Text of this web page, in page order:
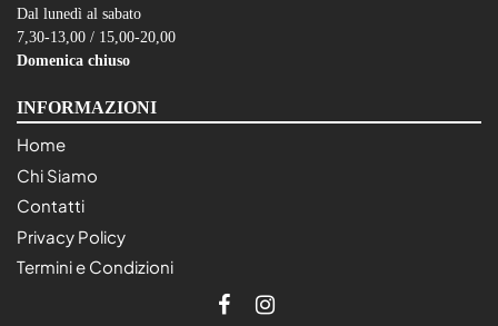
Dal lunedì al sabato
7,30-13,00 / 15,00-20,00
Domenica chiuso
INFORMAZIONI
Home
Chi Siamo
Contatti
Privacy Policy
Termini e Condizioni